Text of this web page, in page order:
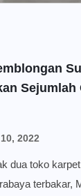
Sejumlah
2022
dua toko
terbakar,